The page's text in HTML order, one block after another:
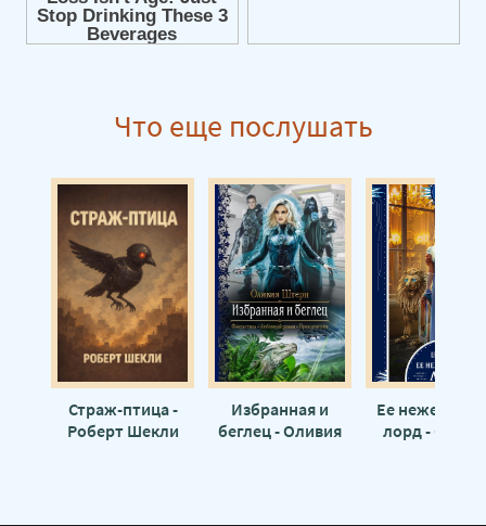
Страж её сердца 14
Что еще послушать
Страж-птица -
Роберт Шекли
Избранная и
беглец - Оливия
Ее
лорд -